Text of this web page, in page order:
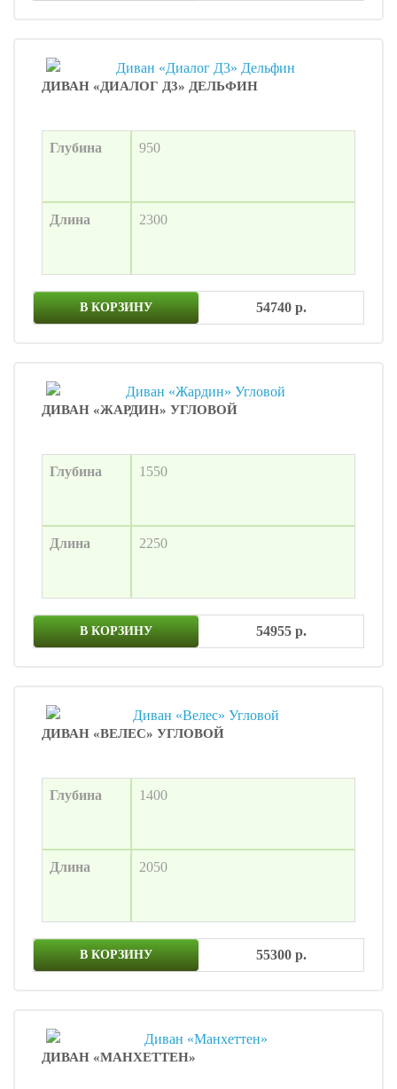
ДИВАН «ДИАЛОГ Д3» ДЕЛЬФИН
Глубина 950
Длина 2300
В КОРЗИНУ 54740 р.
ДИВАН «ЖАРДИН» УГЛОВОЙ
Глубина 1550
Длина 2250
В КОРЗИНУ 54955 р.
ДИВАН «ВЕЛЕС» УГЛОВОЙ
Глубина 1400
Длина 2050
В КОРЗИНУ 55300 р.
ДИВАН «МАНХЕТТЕН»